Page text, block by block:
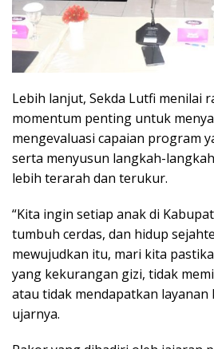
Lebih lanjut, Sekda Lutfi menilai
momentum penting untuk
mengevaluasi capaian program
serta menyusun langkah-
lebih terarah dan terukur.
“Kita ingin setiap anak di
tumbuh cerdas, dan hidup
mewujudkan itu, mari kita
yang kekurangan gizi, tidak
atau tidak mendapatkan layanan
ujarnya.